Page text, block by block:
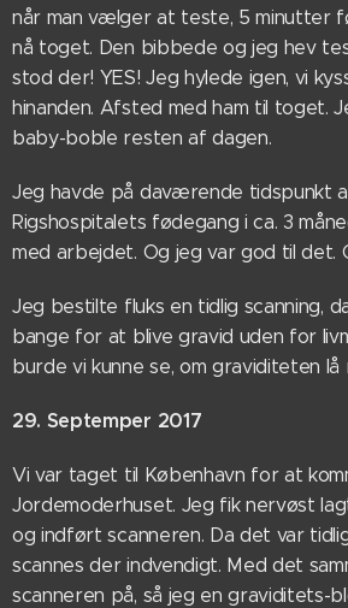
når man vælger at teste, 5 minutter
nå toget. Den bibbede og jeg hev
stod der! YES! Jeg hylede igen, vi
hinanden. Afsted med ham til toget.
baby-boble resten af dagen.
Jeg havde på daværende tidspunkt
Rigshospitalets fødegang i ca. 3
med arbejdet. Og jeg var god til det.
Jeg bestilte fluks en tidlig scanning,
bange for at blive gravid uden for
burde vi kunne se, om graviditeten lå
29. Septemper 2017
Vi var taget til København for at
Jordemoderhuset. Jeg fik nervøst
og indført scanneren. Da det var
scannes der indvendigt. Med det
scanneren på, så jeg en graviditets-